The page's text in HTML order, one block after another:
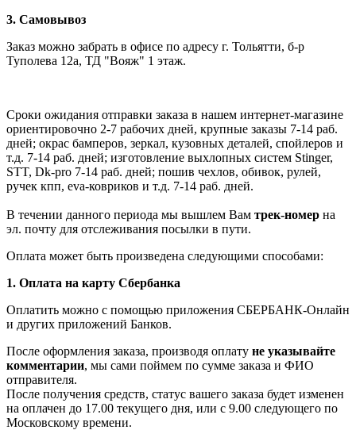
3. Самовывоз
Заказ можно забрать в офисе по адресу г. Тольятти, б-р
Туполева 12а, ТД "Вояж" 1 этаж.
Сроки ожидания отправки заказа в нашем интернет-магазине
ориентировочно 2-7 рабочих дней, крупные заказы 7-14 раб.
дней; окрас бамперов, зеркал, кузовных деталей, спойлеров и
т.д. 7-14 раб. дней; изготовление выхлопных систем Stinger,
STT, Dk-pro 7-14 раб. дней; пошив чехлов, обивок, рулей,
ручек кпп, eva-ковриков и т.д. 7-14 раб. дней.
В течении данного периода мы вышлем Вам трек-номер на
эл. почту для отслеживания посылки в пути.
Оплата может быть произведена следующими способами:
1. Оплата на карту Сбербанка
Оплатить можно с помощью приложения СБЕРБАНК-Онлайн
и других приложений Банков.
После оформления заказа, производя оплату не указывайте
комментарии, мы сами поймем по сумме заказа и ФИО
отправителя.
После получения средств, статус вашего заказа будет изменен
на оплачен до 17.00 текущего дня, или с 9.00 следующего по
Московскому времени.